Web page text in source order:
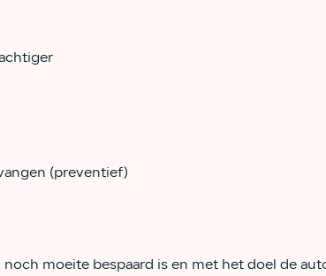
(preventief)
noch moeite bespaard is en met het doel de